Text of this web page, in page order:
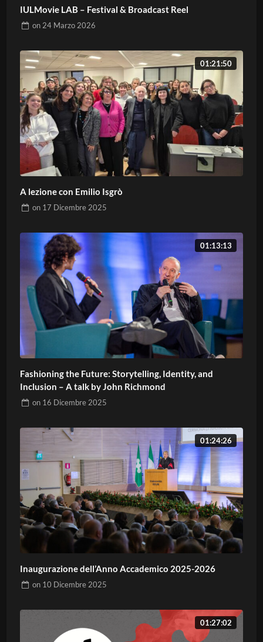
IULMovie LAB – Festival & Broadcast Reel
on24 Marzo 2026
01:21:50
A lezione con Emilio Isgrò
on 17 Dicembre 2025
01:13:13
Fashioning the Future: Storytelling, Identity, and
Inclusion – A talk by John Richmond
on 16 Dicembre 2025
01:24:26
Inaugurazione dell’Anno Accademico 2025-2026
on 10 Dicembre 2025
01:27:02